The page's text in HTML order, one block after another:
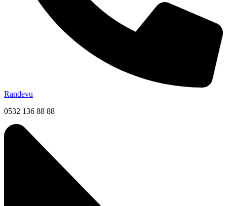
Randevu
0532 136 88 88